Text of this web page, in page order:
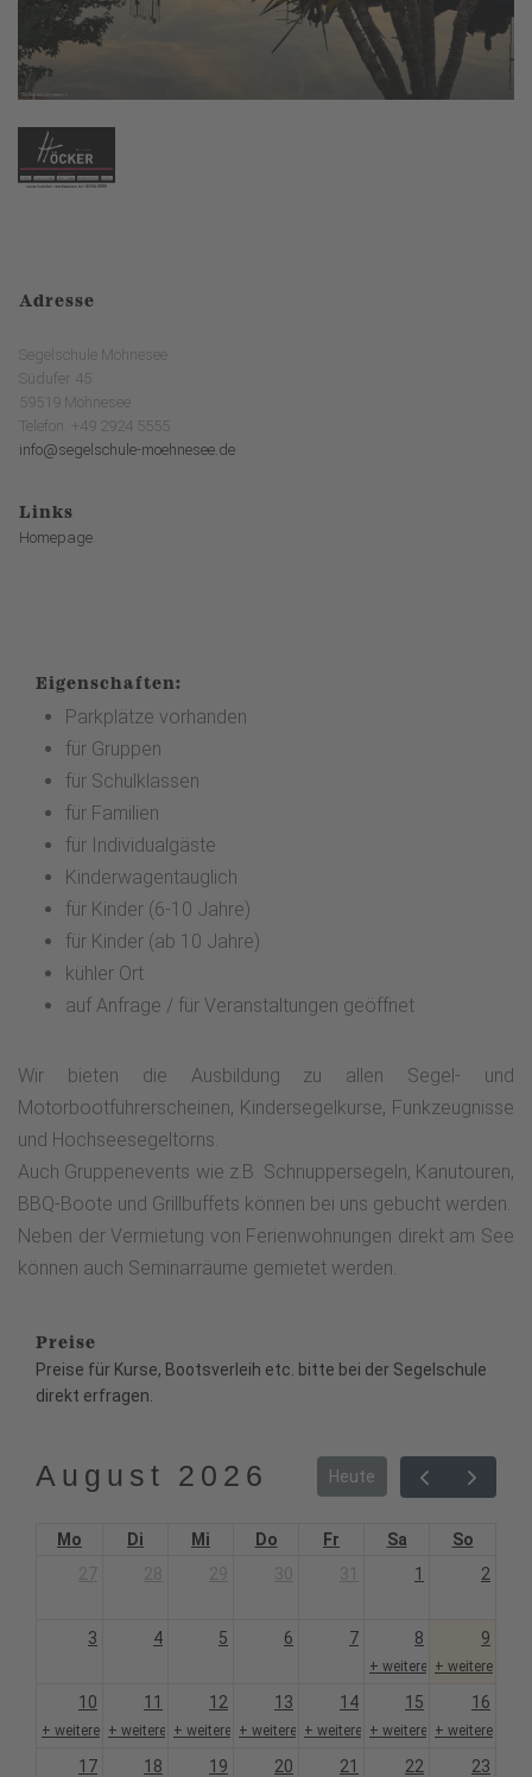
Adresse
Segelschule Möhnesee
Südufer 45
59519 Möhnesee
Telefon: +49 2924 5555
info@segelschule-moehnesee.de
Links
Homepage
Eigenschaften:
Parkplätze vorhanden
für Gruppen
für Schulklassen
für Familien
für Individualgäste
Kinderwagentauglich
für Kinder (6-10 Jahre)
für Kinder (ab 10 Jahre)
kühler Ort
auf Anfrage / für Veranstaltungen geöffnet
Wir bieten die Ausbildung zu allen Segel- und
Motorbootführerscheinen, Kindersegelkurse, Funkzeugnisse
und Hochseesegeltörns.
Auch Gruppenevents wie z.B. Schnuppersegeln, Kanutouren,
BBQ-Boote und Grillbuffets können bei uns gebucht werden.
Neben der Vermietung von Ferienwohnungen direkt am See
können auch Seminarräume gemietet werden.
Preise
Preise für Kurse, Bootsverleih etc. bitte bei der Segelschule
direkt erfragen.
August 2026 Heute
Mo Di Mi Do Fr Sa
So
1 2
3 4 5 6 7 8
+ weitere 1
9
+ weitere 1
10
+ weitere 1
11
+ weitere 1
12
+ weitere 1
13
+ weitere 1
14
+ weitere 1
15
+ weitere 1
16
+ weitere 1
17 18 19 20 21 22 23